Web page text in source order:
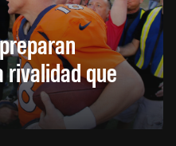
rivalidad que